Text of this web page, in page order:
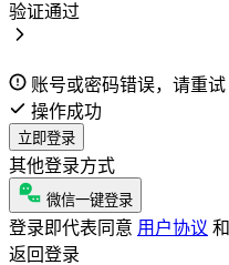
验证通过
账号或密码错误，请重试
操作成功
立即登录
其他登录方式
微信一键登录
登录即代表同意 用户协议 和
返回登录